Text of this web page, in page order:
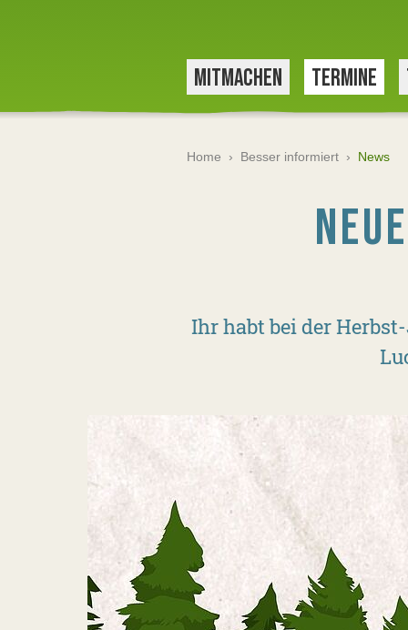
MITMACHEN TERMINE
Home › Besser informiert › News
Ihr habt bei der